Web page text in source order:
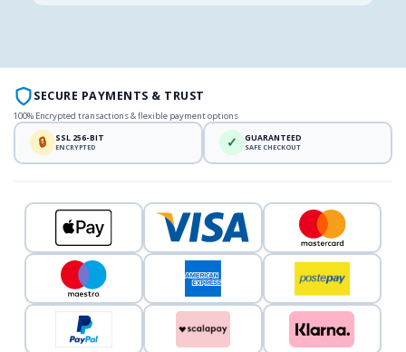
SECURE PAYMENTS & TRUST
100% Encrypted transactions & flexible payment options
🔒 SSL 256-BIT
ENCRYPTED ✓ GUARANTEED
SAFE CHECKOUT